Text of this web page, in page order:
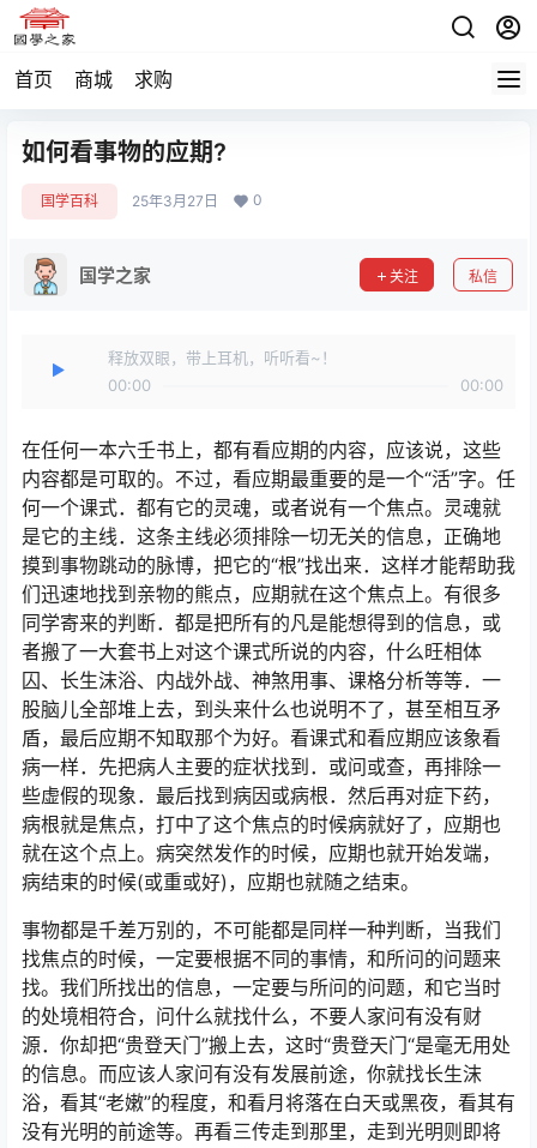
首页 商城 求购
如何看事物的应期?
国学百科 25年3月27日 0
国学之家 关注 私信
释放双眼，带上耳机，听听看~！
00:00
00:00
在任何一本六壬书上，都有看应期的内容，应该说，这些
内容都是可取的。不过，看应期最重要的是一个“活”字。任
何一个课式．都有它的灵魂，或者说有一个焦点。灵魂就
是它的主线．这条主线必须排除一切无关的信息，正确地
摸到事物跳动的脉博，把它的“根”找出来．这样才能帮助我
们迅速地找到亲物的熊点，应期就在这个焦点上。有很多
同学寄来的判断．都是把所有的凡是能想得到的信息，或
者搬了一大套书上对这个课式所说的内容，什么旺相体
囚、长生沫浴、内战外战、神煞用事、课格分析等等．一
股脑儿全部堆上去，到头来什么也说明不了，甚至相互矛
盾，最后应期不知取那个为好。看课式和看应期应该象看
病一样．先把病人主要的症状找到．或问或查，再排除一
些虚假的现象．最后找到病因或病根．然后再对症下药，
病根就是焦点，打中了这个焦点的时候病就好了，应期也
就在这个点上。病突然发作的时候，应期也就开始发端，
病结束的时候(或重或好)，应期也就随之结束。
事物都是千差万别的，不可能都是同样一种判断，当我们
找焦点的时候，一定要根据不同的事情，和所问的问题来
找。我们所找出的信息，一定要与所问的问题，和它当时
的处境相符合，问什么就找什么，不要人家问有没有财
源．你却把“贵登天门”搬上去，这时“贵登天门“是毫无用处
的信息。而应该人家问有没有发展前途，你就找长生沫
浴，看其“老嫩”的程度，和看月将落在白天或黑夜，看其有
没有光明的前途等。再看三传走到那里，走到光明则即将